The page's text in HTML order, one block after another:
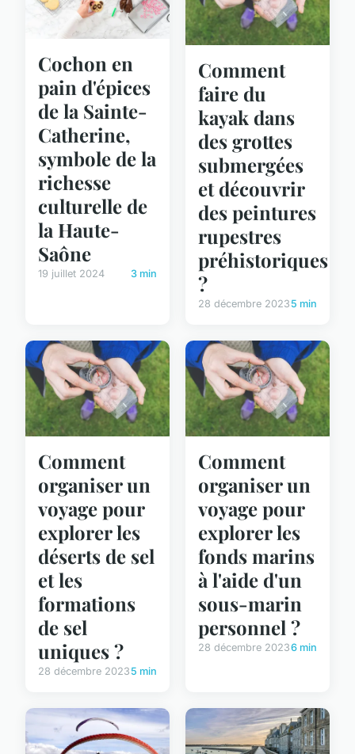
Cochon en
pain d'épices
de la Sainte-
Catherine,
symbole de la
richesse
culturelle de
la Haute-
Saône
19 juillet 2024 3 min
Comment
faire du
kayak dans
des grottes
submergées
et découvrir
des peintures
rupestres
préhistoriques
?
28 décembre 2023 5 min
Comment
organiser un
voyage pour
explorer les
déserts de sel
et les
formations
de sel
uniques ?
28 décembre 2023 5 min
Comment
organiser un
voyage pour
explorer les
fonds marins
à l'aide d'un
sous-marin
personnel ?
28 décembre 20236 min